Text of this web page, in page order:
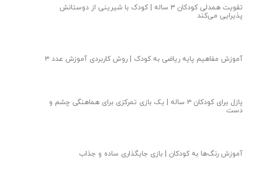
تقویت همدلی کودکان ۳ ساله | کودک با شیرینی از دوستانش
پذیرایی می‌کند
آموزش مفاهیم پایه ریاضی به کودک | روش کاربردی آموزش عدد ۳
پازل برای کودکان ۳ ساله | یک بازی تمرکزی برای هماهنگی چشم و
دست
آموزش رنگ‌ها به کودکان | بازی جایگذاری ساده و جذاب